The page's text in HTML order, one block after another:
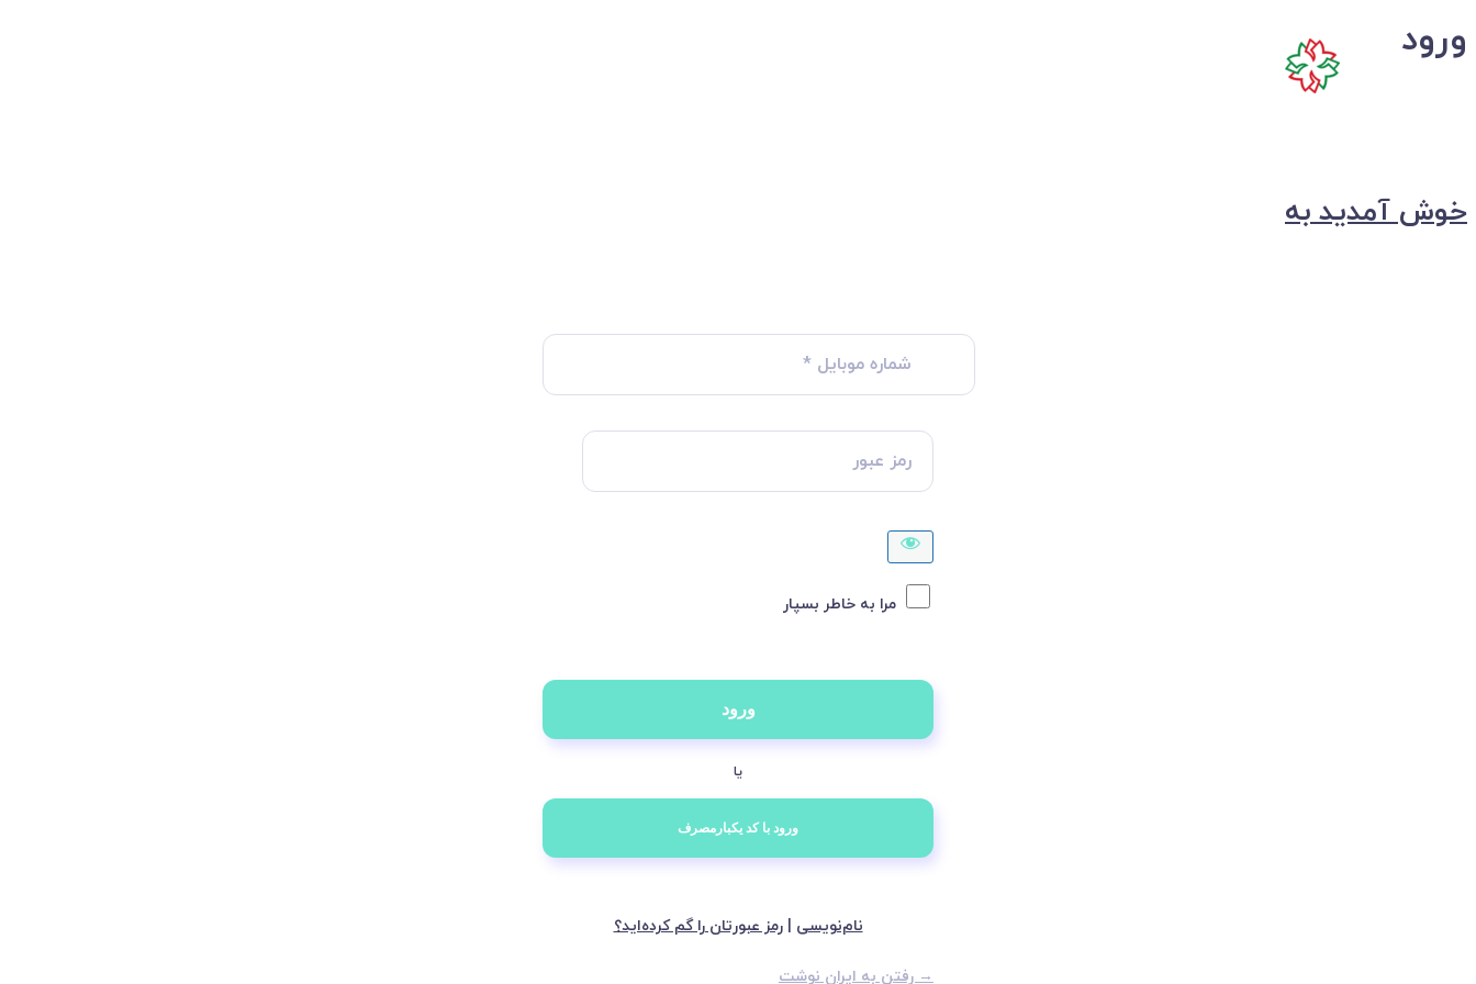
ورود
خوش آمدید به
شماره موبایل *
رمز عبور
مرا به خاطر بسپار
یا
نام‌نویسی |رمز عبورتان را گم کرده‌اید؟
→ رفتن به ایران نوشت